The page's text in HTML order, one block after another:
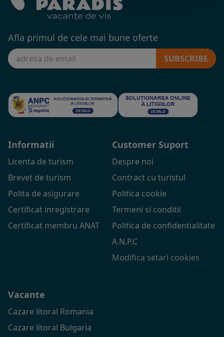
Afla primul de cele mai bune oferte
SUBSCRIBE
Informatii
Licenta de turism
Brevet de turism
Polita de asigurare
Certificat inregistrare
Certificat membru ANAT
Customer Suport
Despre noi
Contract cu turistul
Politica cookie
Termeni si conditii
Politica de confidentialitate
A.N.P.C
Modifica setari cookies
Vacante
Cazare litoral Romania
Cazare litoral Bulgaria